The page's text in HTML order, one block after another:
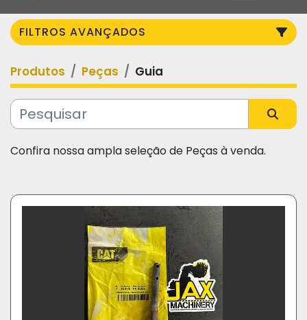
FILTROS AVANÇADOS
Categoria
Fabricante
Produtos Peças Guia
Confira nossa ampla seleção de Peças à venda.